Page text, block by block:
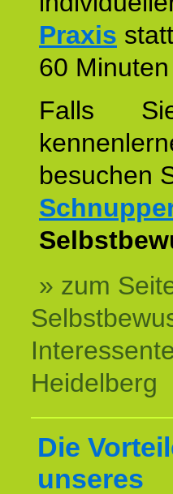
Praxis
60
Falls
besuchen
» zum
Heidelberg
Die
unseres